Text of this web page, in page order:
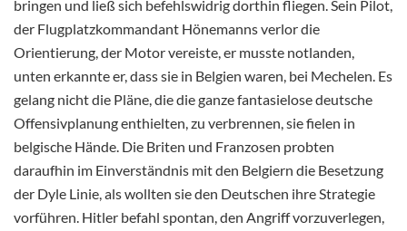
bringen und ließ sich befehlswidrig dorthin fliegen. Sein Pilot,
der Flugplatzkommandant Hönemanns verlor die
Orientierung, der Motor vereiste, er musste notlanden,
unten erkannte er, dass sie in Belgien waren, bei Mechelen. Es
gelang nicht die Pläne, die die ganze fantasielose deutsche
Offensivplanung enthielten, zu verbrennen, sie fielen in
belgische Hände. Die Briten und Franzosen probten
daraufhin im Einverständnis mit den Belgiern die Besetzung
der Dyle Linie, als wollten sie den Deutschen ihre Strategie
vorführen. Hitler befahl spontan, den Angriff vorzuverlegen,